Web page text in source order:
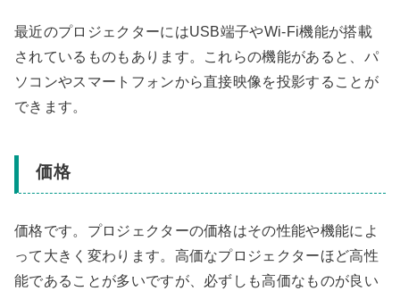
最近のプロジェクターにはUSB端子やWi-Fi機能が搭載
されているものもあります。これらの機能があると、パ
ソコンやスマートフォンから直接映像を投影することが
できます。
価格
価格です。プロジェクターの価格はその性能や機能によ
って大きく変わります。高価なプロジェクターほど高性
能であることが多いですが、必ずしも高価なものが良い